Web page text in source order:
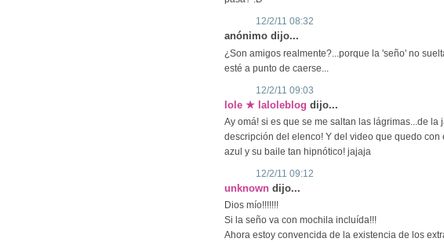
12/2/11 08:32
anónimo dijo...
¿Son amigos realmente?...porque la 'seño' no
esté a punto de caerse...
12/2/11 09:03
lole ★ laloleblog dijo...
Ay omá! si es que se me saltan las lágrimas...de la
descripción del elenco! Y del video que quedo
azul y su baile tan hipnótico! jajaja
12/2/11 09:12
unknown dijo...
Dios mío!!!!!!!
Si la seño va con mochila incluída!!!
Ahora estoy convencida de la existencia de los